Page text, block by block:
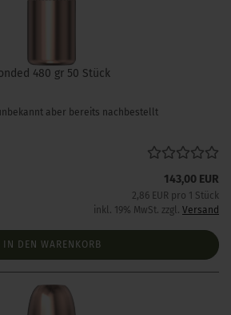
480 gr 50 Stück
aber bereits nachbestellt
143,00 EUR
2,86 EUR pro 1 Stück
inkl. 19% MwSt. zzgl. Versand
IN DEN WARENKORB